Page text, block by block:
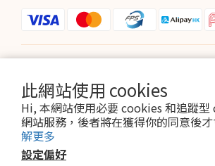
此網站使用 cookies
Hi, 本網站使用必要 cookies 和追蹤
網站服務，後者將在獲得你的同意後才
解更多
設定偏好